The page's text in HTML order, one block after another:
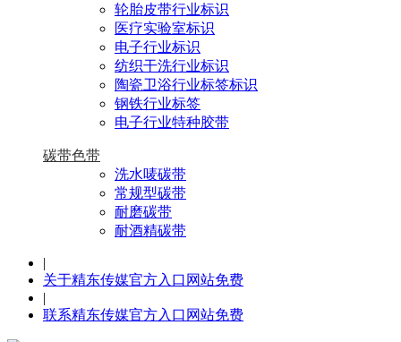
轮胎皮带行业标识
医疗实验室标识
电子行业标识
纺织干洗行业标识
陶瓷卫浴行业标签标识
钢铁行业标签
电子行业特种胶带
碳带色带
洗水唛碳带
常规型碳带
耐磨碳带
耐酒精碳带
|
关于精东传媒官方入口网站免费
|
联系精东传媒官方入口网站免费